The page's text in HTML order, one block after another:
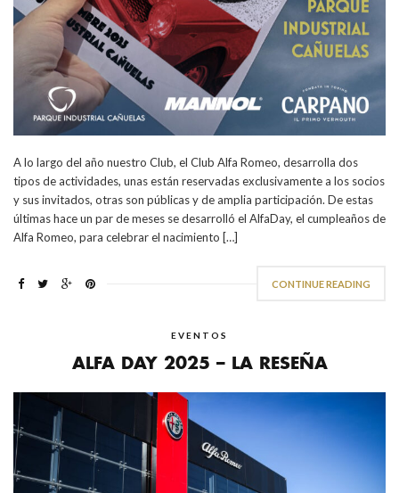
A lo largo del año nuestro Club, el Club Alfa Romeo, desarrolla dos
tipos de actividades, unas están reservadas exclusivamente a los socios
y sus invitados, otras son públicas y de amplia participación. De estas
últimas hace un par de meses se desarrolló el AlfaDay, el cumpleaños de
Alfa Romeo, para celebrar el nacimiento […]
CONTINUE READING
EVENTOS
ALFA DAY 2025 – LA RESEÑA